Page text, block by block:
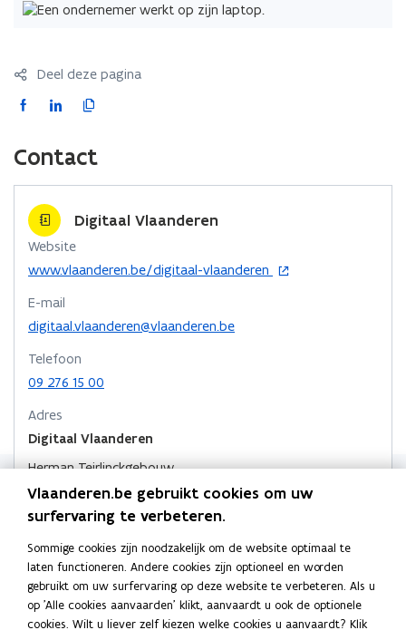
Deel deze pagina
F
c
e
b
e
L
k
e
d
i
n
o
p
e
t
i
n
e
u
w
n
s
t
K
i
e
e
i
k
a
a
e
m
b
r
d
Contact
Digitaal Vlaanderen
Website
www.vlaanderen.be/digitaal-vlaanderen
o
e
n
n
i
e
u
v
e
s
t
e
r
E-mail
digitaal.vlaanderen@vlaanderen.be
Telefoon
09 276 15 00
Adres
Digitaal Vlaanderen
Herman Teirlinckgebouw
Havenlaan 88, 1000 Brussel, België
p
e
n
t
i
n
Digitaal Vlaanderen
Koningin Maria Hendrikaplein 70, 9000 Gent, België
Routeplanner
o
p
Postadres
Vlaanderen.be gebruikt cookies om uw
surfervaring te verbeteren.
Sommige cookies zijn noodzakelijk om de website optimaal te
laten functioneren. Andere cookies zijn optioneel en worden
gebruikt om uw surfervaring op deze website te verbeteren. Als u
op 'Alle cookies aanvaarden' klikt, aanvaardt u ook de optionele
cookies. Wilt u liever zelf kiezen welke cookies u aanvaardt? Klik